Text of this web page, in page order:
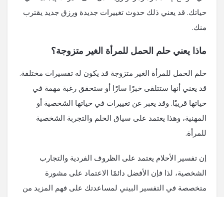
حياتك. قد يعني ذلك حدوث تغييرات جديدة ورزق جديد يقترب
منك.
ماذا يعني حلم الحمل للمرأة الغير متزوجة؟
حلم الحمل للمرأة الغير متزوجة قد يكون له تفسيرات مختلفة.
قد يعني أنها ستتلقى خبرًا سارًا أو ستحقق رغبة مهمة في
حياتها قريبًا. وقد يعبر عن تغييرات في حياتها الشخصية أو
المهنية، وهذا يعتمد على سياق الحلم والتجربة الشخصية
للمرأة.
إن تفسير الأحلام يعتمد على الظروف الفردية والتجارب
الشخصية، لذا فإن الأفضل دائمًا الاعتماد على مشورة
متخصصة في التفسير البيني لمساعدتك على فهم المزيد من